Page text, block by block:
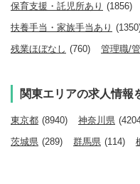
保育支援・託児所あり (1856)
扶養手当・家族手当あり
残業ほぼなし (760) 管理職/
関東エリアの求人情報
東京都 (8940) 神奈川県
茨城県 (289) 群馬県 (114)